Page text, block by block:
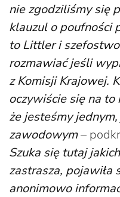
nie zgodziliśmy się
klauzul o poufności
to Littler i
rozmawiać jeśli
z Komisji Krajowej.
oczywiście się na to
że jesteśmy
zawodowym–
Szuka się tutaj
zastrasza, pojawiła
anonimowo